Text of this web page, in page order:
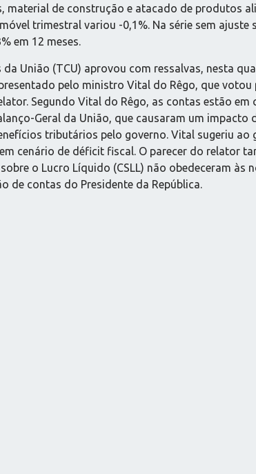
material de construção e atacado de produtos
trimestral variou -0,1%. Na série sem
em 12 meses.
da União (TCU) aprovou com ressalvas, nesta
pelo ministro Vital do Rêgo, que votou
Segundo Vital do Rêgo, as contas estão em
Geral da União, que causaram um impacto
tributários pelo governo. Vital sugeriu ao
cenário de déficit fiscal. O parecer do relator
o Lucro Líquido (CSLL) não obedeceram às
de contas do Presidente da República.